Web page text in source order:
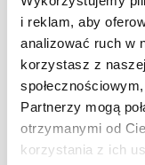
i reklam, aby
analizować ruch w
korzystasz z
Partnerzy mogą
otrzymanymi od
korzystania z ich